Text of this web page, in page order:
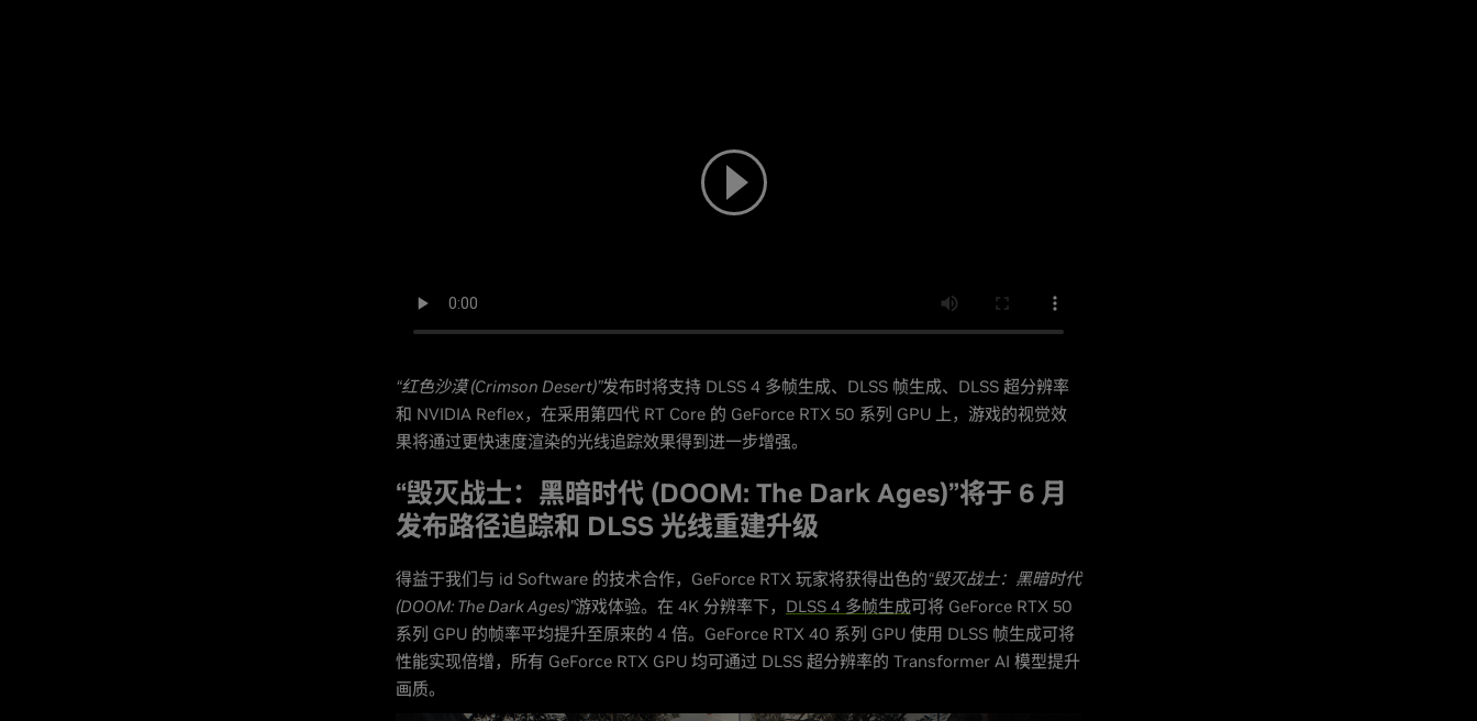
“红色沙漠 (Crimson Desert)”发布时将支持 DLSS 4 多帧生成、DLSS 帧生成、DLSS 超分辨率
和 NVIDIA Reflex，在采用第四代 RT Core 的 GeForce RTX 50 系列 GPU 上，游戏的视觉效
果将通过更快速度渲染的光线追踪效果得到进一步增强。
“毁灭战士：黑暗时代 (DOOM: The Dark Ages)”将于 6 月
发布路径追踪和 DLSS 光线重建升级
得益于我们与 id Software 的技术合作，GeForce RTX 玩家将获得出色的“毁灭战士：黑暗时代
(DOOM: The Dark Ages)”游戏体验。在 4K 分辨率下， DLSS 4 多帧生成可将 GeForce RTX 50
系列 GPU 的帧率平均提升至原来的 4 倍。GeForce RTX 40 系列 GPU 使用 DLSS 帧生成可将
性能实现倍增，所有 GeForce RTX GPU 均可通过 DLSS 超分辨率的 Transformer AI 模型提升
画质。